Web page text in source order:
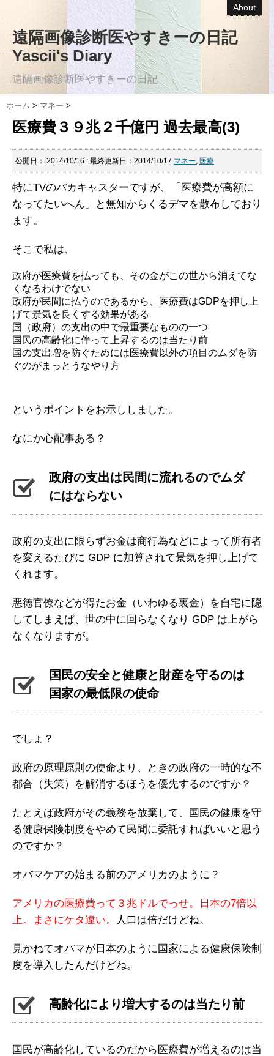
About
遠隔画像診断医やすきーの日記
Yascii's Diary
遠隔画像診断医やすきーの日記
ホーム > マネー >
医療費３９兆２千億円 過去最高(3)
公開日： 2014/10/16 : 最終更新日：2014/10/17 マネー, 医療
特にTVのバカキャスターですが、「医療費が高額に
なってたいへん」と無知からくるデマを散布しており
ます。
そこで私は、
政府が医療費を払っても、その金がこの世から消えてな
くなるわけでない
政府が民間に払うのであるから、医療費はGDPを押し上
げて景気を良くする効果がある
国（政府）の支出の中で最重要なものの一つ
国民の高齢化に伴って上昇するのは当たり前
国の支出増を防ぐためには医療費以外の項目のムダを防
ぐのがまっとうなやり方
というポイントをお示ししました。
なにか心配事ある？
政府の支出は民間に流れるのでムダ
にはならない
政府の支出に限らずお金は商行為などによって所有者
を変えるたびに GDP に加算されて景気を押し上げて
くれます。
悪徳官僚などが得たお金（いわゆる裏金）を自宅に隠
してしまえば、世の中に回らなくなり GDP は上がら
なくなりますが。
国民の安全と健康と財産を守るのは
国家の最低限の使命
でしょ？
政府の原理原則の使命より、ときの政府の一時的な不
都合（失策）を解消するほうを優先するのですか？
たとえば政府がその義務を放棄して、国民の健康を守
る健康保険制度をやめて民間に委託すればいいと思う
のですか？
オバマケアの始まる前のアメリカのように？
アメリカの医療費って３兆ドルでっせ。日本の7倍以
上。まさにケタ違い。
人口は倍だけどね。
見かねてオバマが日本のように国家による健康保険制
度を導入したんだけどね。
高齢化により増大するのは当たり前
国民が高齢化しているのだから医療費が増えるのは当